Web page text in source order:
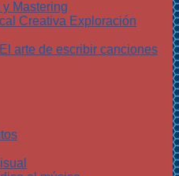
Mastering
Creativa Exploración
arte de escribir canciones